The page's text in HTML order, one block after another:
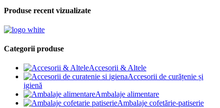
Produse recent vizualizate
Categorii produse
Accesorii & Altele
Accesorii de curățenie și
igienă
Ambalaje alimentare
Ambalaje cofetărie-patiserie